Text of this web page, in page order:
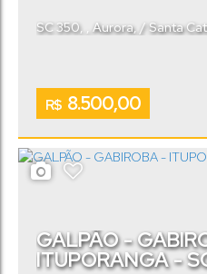
R$ 8.500,00
SC 350 Aurora, Santa
GALPÃO -
ITUPORANGA -